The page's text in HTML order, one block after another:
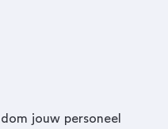
jouw personeel